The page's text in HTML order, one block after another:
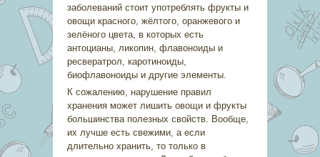
заболеваний стоит употреблять фрукты и
овощи красного, жёлтого, оранжевого и
зелёного цвета, в которых есть
антоцианы, ликопин, флавоноиды и
ресвератрол, каротиноиды,
биофлавоноиды и другие элементы.
К сожалению, нарушение правил
хранения может лишить овощи и фрукты
большинства полезных свойств. Вообще,
их лучше есть свежими, а если
длительно хранить, то только в